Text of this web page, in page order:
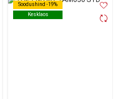
Soodushind -19%
Kesklaos
Soodushind -19%
Kesklaos